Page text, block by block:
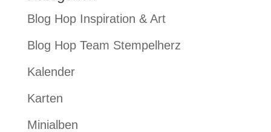
Blog Hop Inspiration & Art
Blog Hop Team Stempelherz
Kalender
Karten
Minialben